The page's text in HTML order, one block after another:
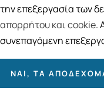
Ταξινόμηση
την επεξεργασία των
απορρήτου και cookie.
συνεπαγόμενη
ΝΑΙ, ΤΑ